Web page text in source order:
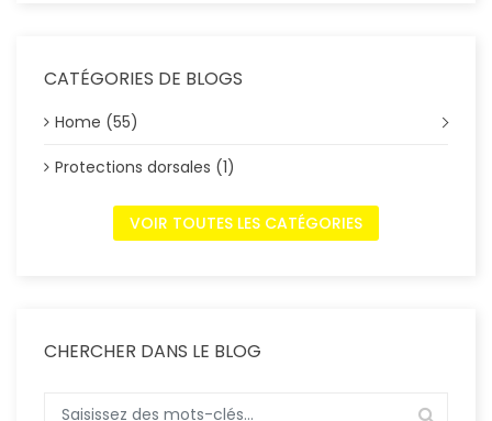
CATÉGORIES DE BLOGS
Home (55)
Protections dorsales (1)
VOIR TOUTES LES CATÉGORIES
CHERCHER DANS LE BLOG